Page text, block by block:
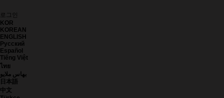
로그인
KOR
KOREAN
ENGLISH
Русский
Español
Tiếng Việt
ไทย
بهاس ملايو
日本語
中文